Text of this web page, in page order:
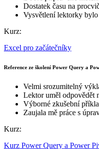
Dostatek času na
Vysvětlení lektorky bylo
Kurz:
Excel pro začátečníky
Reference ze školení Power Query a
Velmi srozumitelný
Lektor uměl odpovědět
Výborné zkušební
Zaujala mě práce s
Kurz:
Kurz Power Query a Power